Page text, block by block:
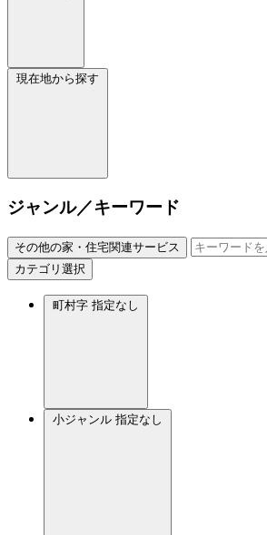
現在地から探す
ジャンル／キーワード
その他の家・住宅関連サービス
カテゴリ選択
町村字 指定なし
小ジャンル 指定なし